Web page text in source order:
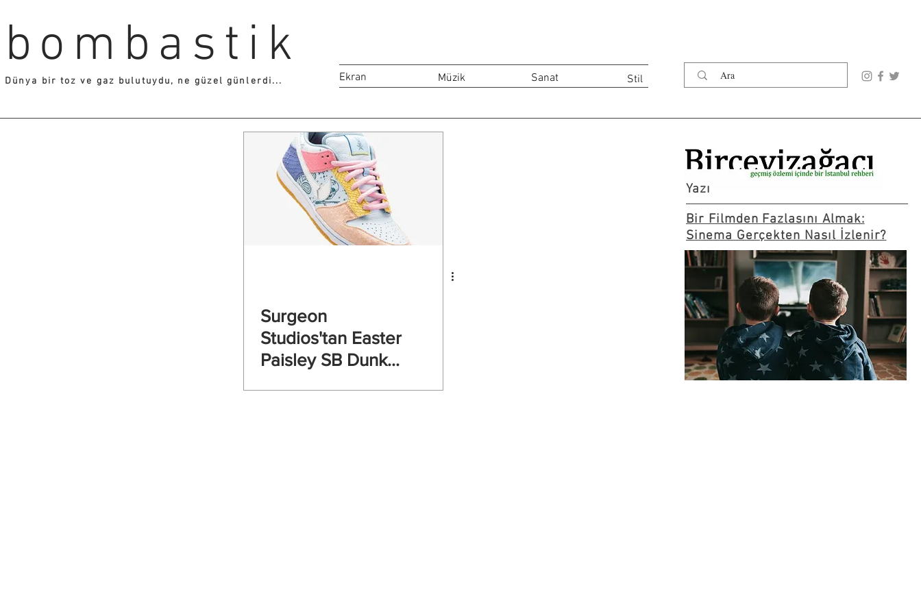
bombastik
Dünya bir toz ve gaz bulutuydu, ne güzel günlerdi... Ekran Müzik Sanat Stil
Surgeon
Studios'tan Easter
Paisley SB Dunk
Yazı
Bir Filmden Fazlasını Almak:
Sinema Gerçekten Nasıl İzlenir?